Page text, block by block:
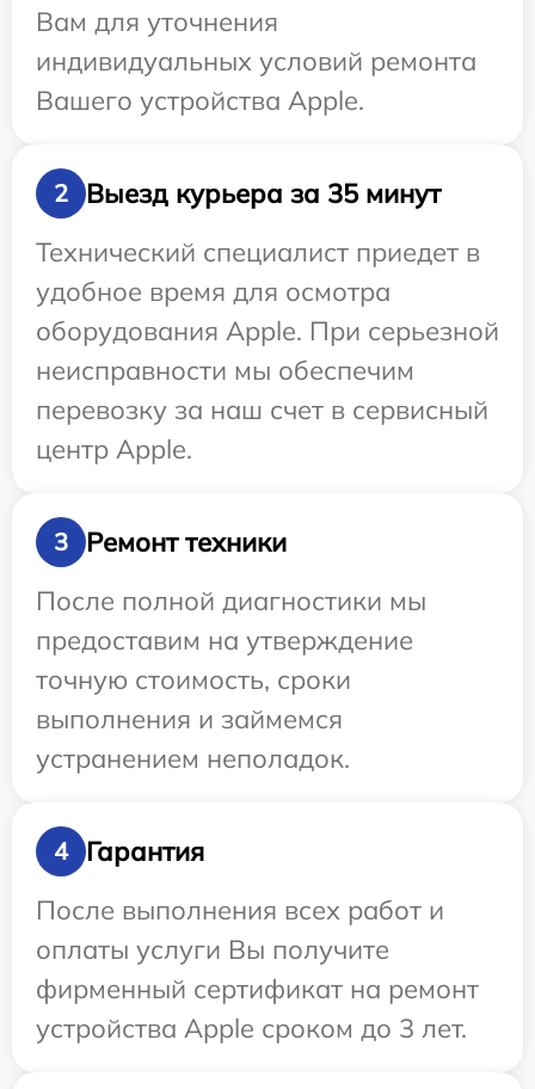
Вам для уточнения
индивидуальных условий ремонта
Вашего устройства Apple.
2
Выезд курьера за 35 минут
Технический специалист приедет в
удобное время для осмотра
оборудования Apple. При серьезной
неисправности мы обеспечим
перевозку за наш счет в сервисный
центр Apple.
3
Ремонт техники
После полной диагностики мы
предоставим на утверждение
точную стоимость, сроки
выполнения и займемся
устранением неполадок.
4
Гарантия
После выполнения всех работ и
оплаты услуги Вы получите
фирменный сертификат на ремонт
устройства Apple сроком до 3 лет.